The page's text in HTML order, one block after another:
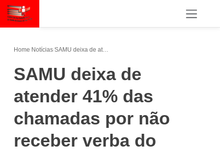
Home/Notícias/
SAMU deixa de
atender 41% das
chamadas por não
receber verba do